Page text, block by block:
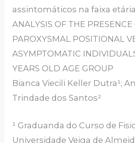
assintomáticos na faixa
ANALYSIS OF THE
PAROXYSMAL POSITIONAL
ASYMPTOMATIC
YEARS OLD AGE GROUP
Bianca Viecili Keller Dutra¹;
Trindade dos Santos²
¹ Graduanda do Curso de
Universidade Veiga de